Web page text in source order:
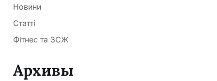
Новини
Статті
Фітнес та ЗСЖ
Архивы